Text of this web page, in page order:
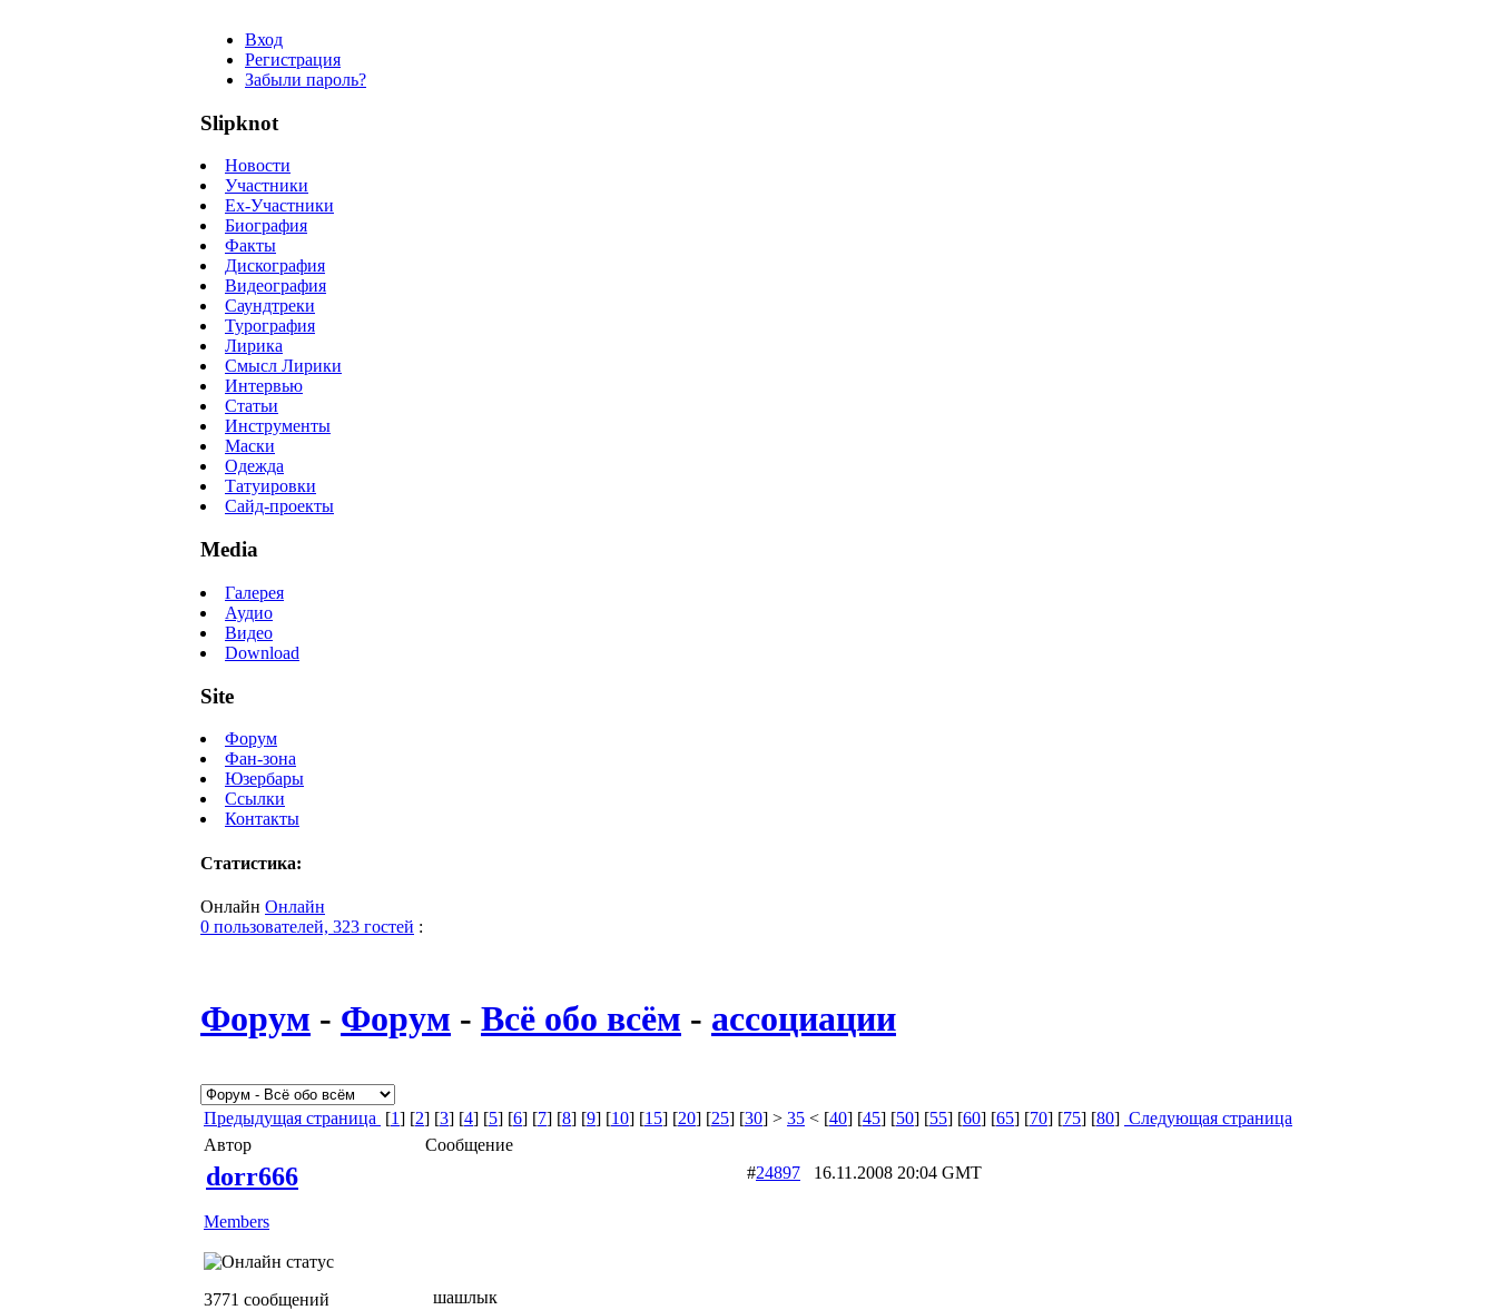
Вход
Регистрация
Забыли пароль?
Slipknot
Новости
Участники
Ex-Участники
Биография
Факты
Дискография
Видеография
Саундтреки
Турография
Лирика
Смысл Лирики
Интервью
Статьи
Инструменты
Маски
Одежда
Татуировки
Сайд-проекты
Media
Галерея
Аудио
Видео
Download
Site
Форум
Фан-зона
Юзербары
Ссылки
Контакты
Статистика:
Онлайн Онлайн
0 пользователей, 323 гостей :
Форум - Форум - Всё обо всём - ассоциации
Предыдущая страница [1] [2] [3] [4] [5] [6] [7] [8] [9] [10] [15] [20] [25] [30] > 35 < [40] [45] [50] [55] [60] [65] [70] [75] [80] Следующая страница
Автор
Сообщение
dorr666
Members
3771 сообщений
#24897 16.11.2008 20:04 GMT
шашлык